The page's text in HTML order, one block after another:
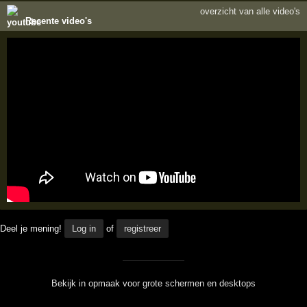
Recente video's
overzicht van alle video's
Deel je mening! Log in of registreer
Bekijk in opmaak voor grote schermen en desktops